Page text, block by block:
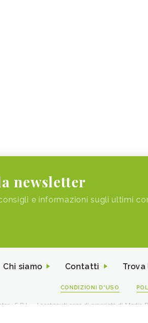
newsletter
e informazioni sugli ultimi
Chi siamo Contatti
CONDIZIONI D'USO
S.R.L. - I contenuti sono di proprietà di Media